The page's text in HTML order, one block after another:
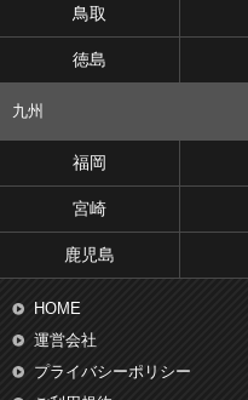
鳥取
徳島
九州
福岡
宮崎
鹿児島
HOME
運営会社
プライバシーポリシー